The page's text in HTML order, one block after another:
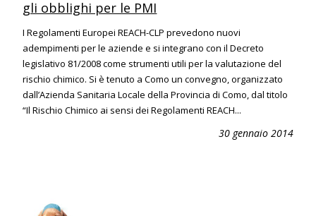
gli obblighi per le PMI
I Regolamenti Europei REACH-CLP prevedono nuovi
adempimenti per le aziende e si integrano con il Decreto
legislativo 81/2008 come strumenti utili per la valutazione del
rischio chimico. Si è tenuto a Como un convegno, organizzato
dall’Azienda Sanitaria Locale della Provincia di Como, dal titolo
“Il Rischio Chimico ai sensi dei Regolamenti REACH...
30 gennaio 2014